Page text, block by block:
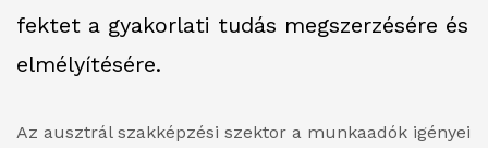
fektet a gyakorlati tudás megszerzésére és
elmélyítésére.
Az ausztrál szakképzési szektor a munkaadók igényei